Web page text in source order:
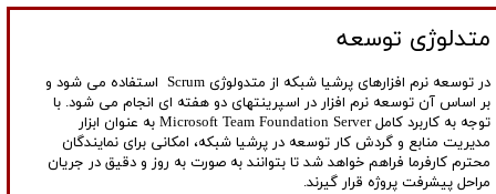
در توسعه نرم افزارهای پرشیا شبکه از متدولوژی Scrum استفاده می شود و
بر اساس آن توسعه نرم افزار در اسپرینتهای دو هفته ای انجام می شود. با
توجه به کاربرد کامل Microsoft Team Foundation Server به عنوان ابزار
مدیریت منابع و گردش کار توسعه در پرشیا شبکه، امکانی برای نمایندگان
محترم کارفرما فراهم خواهد شد تا بتوانند به صورت به روز و دقیق در جریان
مراحل پیشرفت پروژه قرار گیرند.
متدلوژی​​​​​​​ توسعه